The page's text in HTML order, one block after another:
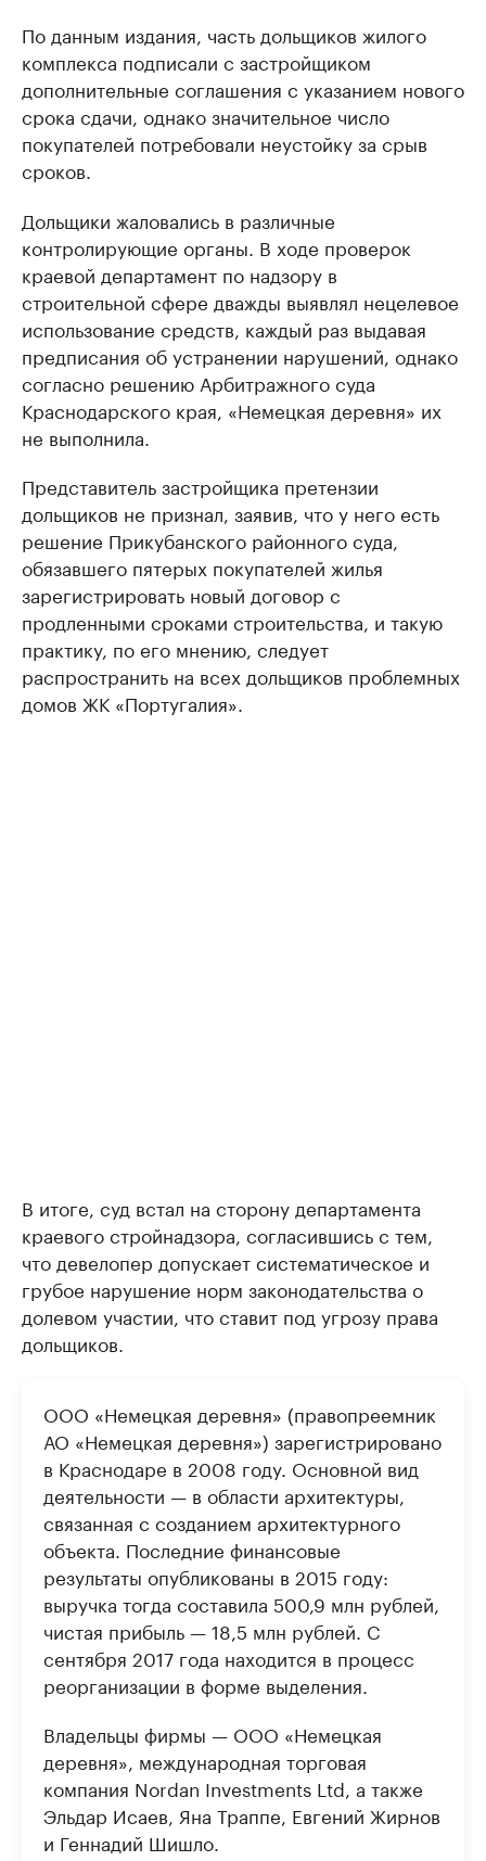
По данным издания, часть дольщиков жилого
комплекса подписали с застройщиком
дополнительные соглашения с указанием нового
срока сдачи, однако значительное число
покупателей потребовали неустойку за срыв
сроков.
Дольщики жаловались в различные
контролирующие органы. В ходе проверок
краевой департамент по надзору в
строительной сфере дважды выявлял нецелевое
использование средств, каждый раз выдавая
предписания об устранении нарушений, однако
согласно решению Арбитражного суда
Краснодарского края, «Немецкая деревня» их
не выполнила.
Представитель застройщика претензии
дольщиков не признал, заявив, что у него есть
решение Прикубанского районного суда,
обязавшего пятерых покупателей жилья
зарегистрировать новый договор с
продленными сроками строительства, и такую
практику, по его мнению, следует
распространить на всех дольщиков проблемных
домов ЖК «Португалия».
В итоге, суд встал на сторону департамента
краевого стройнадзора, согласившись с тем,
что девелопер допускает систематическое и
грубое нарушение норм законодательства о
долевом участии, что ставит под угрозу права
дольщиков.
ООО «Немецкая деревня» (правопреемник
АО «Немецкая деревня») зарегистрировано
в Краснодаре в 2008 году. Основной вид
деятельности — в области архитектуры,
связанная с созданием архитектурного
объекта. Последние финансовые
результаты опубликованы в 2015 году:
выручка тогда составила 500,9 млн рублей,
чистая прибыль — 18,5 млн рублей. С
сентября 2017 года находится в процесс
реорганизации в форме выделения.
Владельцы фирмы — ООО «Немецкая
деревня», международная торговая
компания Nordan Investments Ltd, а также
Эльдар Исаев, Яна Траппе, Евгений Жирнов
и Геннадий Шишло.